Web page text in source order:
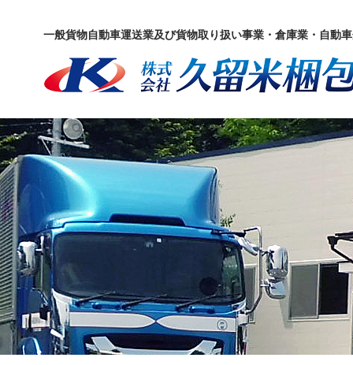
一般貨物自動車運送業及び貨物取り扱い事業・倉庫業・自動